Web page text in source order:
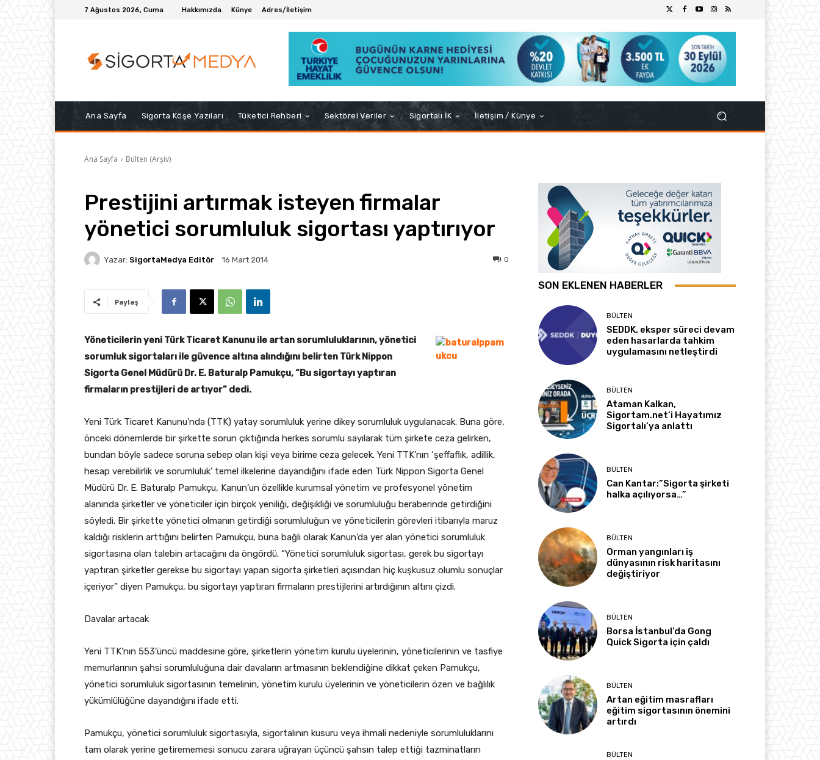
7 Ağustos 2026, Cuma Hakkımızda Künye Adres/İletişim
Ana Sayfa Sigorta Köşe Yazıları Tüketici Rehberi Sektörel Veriler Sigortalı İK İletişim / Künye
Ana Sayfa Bülten (Arşiv)
Prestijini artırmak isteyen firmalar
yönetici sorumluluk sigortası yaptırıyor
Yazar: SigortaMedya Editör 16 Mart 2014 0
Paylaş
Yöneticilerin yeni Türk Ticaret Kanunu ile artan sorumluluklarının, yönetici
sorumluk sigortaları ile güvence altına alındığını belirten Türk Nippon
Sigorta Genel Müdürü Dr. E. Baturalp Pamukçu, “Bu sigortayı yaptıran
firmaların prestijleri de artıyor” dedi.
Yeni Türk Ticaret Kanunu’nda (TTK) yatay sorumluluk yerine dikey sorumluluk uygulanacak. Buna göre,
önceki dönemlerde bir şirkette sorun çıktığında herkes sorumlu sayılarak tüm şirkete ceza gelirken,
bundan böyle sadece soruna sebep olan kişi veya birime ceza gelecek. Yeni TTK’nın ‘şeffaflık, adillik,
hesap verebilirlik ve sorumluluk’ temel ilkelerine dayandığını ifade eden Türk Nippon Sigorta Genel
Müdürü Dr. E. Baturalp Pamukçu, Kanun’un özellikle kurumsal yönetim ve profesyonel yönetim
alanında şirketler ve yöneticiler için birçok yeniliği, değişikliği ve sorumluluğu beraberinde getirdiğini
söyledi. Bir şirkette yönetici olmanın getirdiği sorumluluğun ve yöneticilerin görevleri itibarıyla maruz
kaldığı risklerin arttığını belirten Pamukçu, buna bağlı olarak Kanun’da yer alan yönetici sorumluluk
sigortasına olan talebin artacağını da öngördü. “Yönetici sorumluluk sigortası, gerek bu sigortayı
yaptıran şirketler gerekse bu sigortayı yapan sigorta şirketleri açısından hiç kuşkusuz olumlu sonuçlar
içeriyor” diyen Pamukçu, bu sigortayı yaptıran firmaların prestijlerini artırdığının altını çizdi.
Davalar artacak
Yeni TTK’nın 553’üncü maddesine göre, şirketlerin yönetim kurulu üyelerinin, yöneticilerinin ve tasfiye
memurlarının şahsi sorumluluğuna dair davaların artmasının beklendiğine dikkat çeken Pamukçu,
yönetici sorumluluk sigortasının temelinin, yönetim kurulu üyelerinin ve yöneticilerin özen ve bağlılık
yükümlülüğüne dayandığını ifade etti.
Pamukçu, yönetici sorumluluk sigortasıyla, sigortalının kusuru veya ihmali nedeniyle sorumluluklarını
tam olarak yerine getirememesi sonucu zarara uğrayan üçüncü şahsın talep ettiği tazminatların
SON EKLENEN HABERLER
BÜLTEN
SEDDK, eksper süreci devam
eden hasarlarda tahkim
uygulamasını netleştirdi
BÜLTEN
Ataman Kalkan,
Sigortam.net’i Hayatımız
Sigortalı’ya anlattı
BÜLTEN
Can Kantar:”Sigorta şirketi
halka açılıyorsa…”
BÜLTEN
Orman yangınları iş
dünyasının risk haritasını
değiştiriyor
BÜLTEN
Borsa İstanbul’da Gong
Quick Sigorta için çaldı
BÜLTEN
Artan eğitim masrafları
eğitim sigortasının önemini
artırdı
BÜLTEN